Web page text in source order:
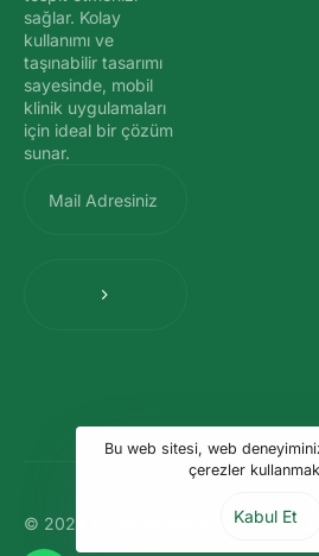
sağlar. Kolay
kullanımı ve
taşınabilir tasarımı
sayesinde, mobil
klinik uygulamaları
için ideal bir çözüm
sunar.
© 2024 Quantum Pet Analiz. Tüm
Bu web sitesi, web
çerezler
Kabul Et